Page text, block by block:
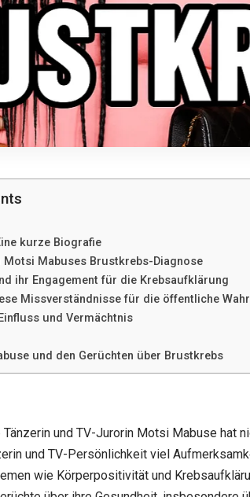
kurze Biografie
Motsi Mabuses Brustkrebs-Diagnose
ihr Engagement für die Krebsaufklärung
Missverständnisse für die öffentliche
und Vermächtnis
und den Gerüchten über Brustkrebs
und TV-Jurorin Motsi Mabuse hat
und TV-Persönlichkeit viel
wie Körperpositivität und